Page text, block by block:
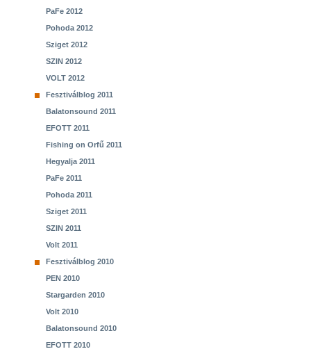
PaFe 2012
Pohoda 2012
Sziget 2012
SZIN 2012
VOLT 2012
Fesztiválblog 2011
Balatonsound 2011
EFOTT 2011
Fishing on Orfű 2011
Hegyalja 2011
PaFe 2011
Pohoda 2011
Sziget 2011
SZIN 2011
Volt 2011
Fesztiválblog 2010
PEN 2010
Stargarden 2010
Volt 2010
Balatonsound 2010
EFOTT 2010